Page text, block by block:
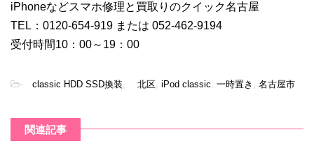
iPhoneなどスマホ修理と買取りのクイック名古屋
TEL：0120-654-919 または 052-462-9194
受付時間10：00～19：00
- classic HDD SSD換装, 北区, iPod classic, 一時置き , 名古屋市
関連記事